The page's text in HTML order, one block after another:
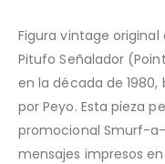
Figura vintage
Pitufo Señalador
en la década de
por Peyo. Esta pieza
promocional Smurf-
mensajes impresos